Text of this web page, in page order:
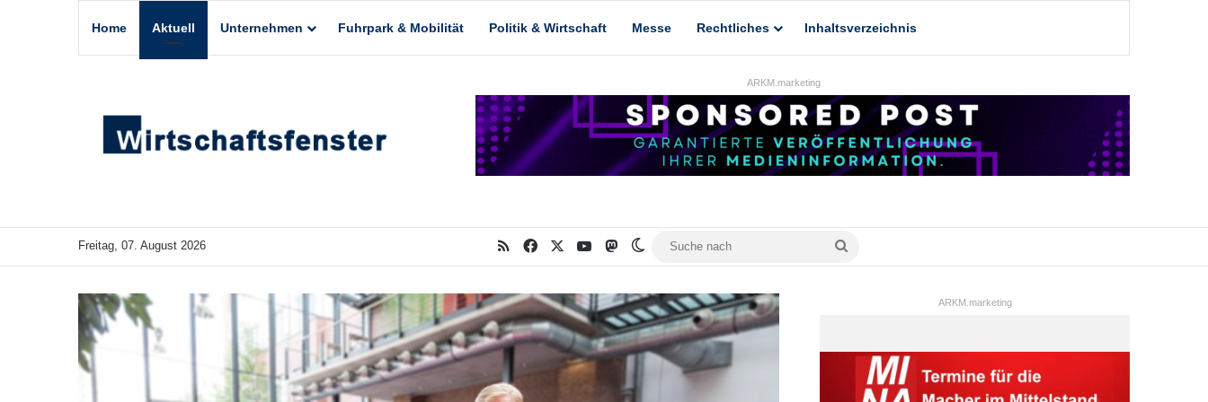
Home Aktuell Unternehmen Fuhrpark & Mobilität Politik & Wirtschaft Messe Rechtliches Inhaltsverzeichnis
ARKM.marketing
Freitag, 07. August 2026 RSS Facebook YouTubeMastodonSkin umschalten
ARKM.marketing